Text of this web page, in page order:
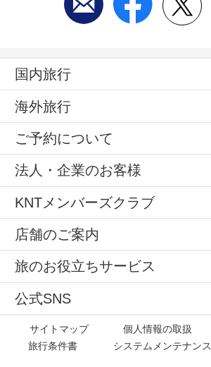
国内旅行
海外旅行
ご予約について
法人・企業のお客様
KNTメンバーズクラブ
店舗のご案内
旅のお役立ちサービス
公式SNS
サイトマップ 個人情報の取扱
旅行条件書
システムメンテナンス